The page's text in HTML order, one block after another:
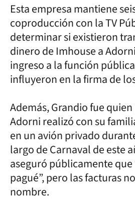
Esta empresa mantiene
coproducción con la TV
determinar si existieron
dinero de Imhouse a
ingreso a la función
influyeron en la firma de
Además, Grandio fue
Adorni realizó con su
en un avión privado
largo de Carnaval de este
aseguró públicamente que
pagué”, pero las facturas
nombre.